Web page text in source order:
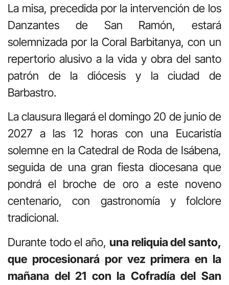
La misa, precedida por la intervención de los
Danzantes de San Ramón, estará
solemnizada por la Coral Barbitanya, con un
repertorio alusivo a la vida y obra del santo
patrón de la diócesis y la ciudad de
Barbastro.
La clausura llegará el domingo 20 de junio de
2027 a las 12 horas con una Eucaristía
solemne en la Catedral de Roda de Isábena,
seguida de una gran fiesta diocesana que
pondrá el broche de oro a este noveno
centenario, con gastronomía y folclore
tradicional.
Durante todo el año, una reliquia del santo,
que procesionará por vez primera en la
mañana del 21 con la Cofradía del San